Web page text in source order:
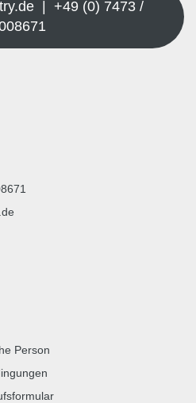
| +49 (0) 7473 /
Person